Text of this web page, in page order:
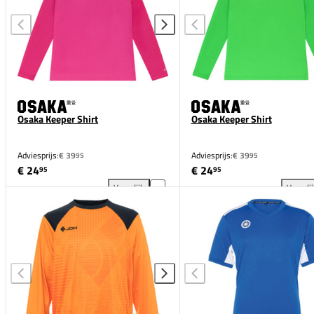
Osaka Keeper Shirt
Adviesprijs:€ 3995
€ 2495
Vergelijk
Osaka Keeper Shirt toevoegen aan vergelijking
Osaka Keeper Shirt
Adviesprijs:€ 3995
€ 2495